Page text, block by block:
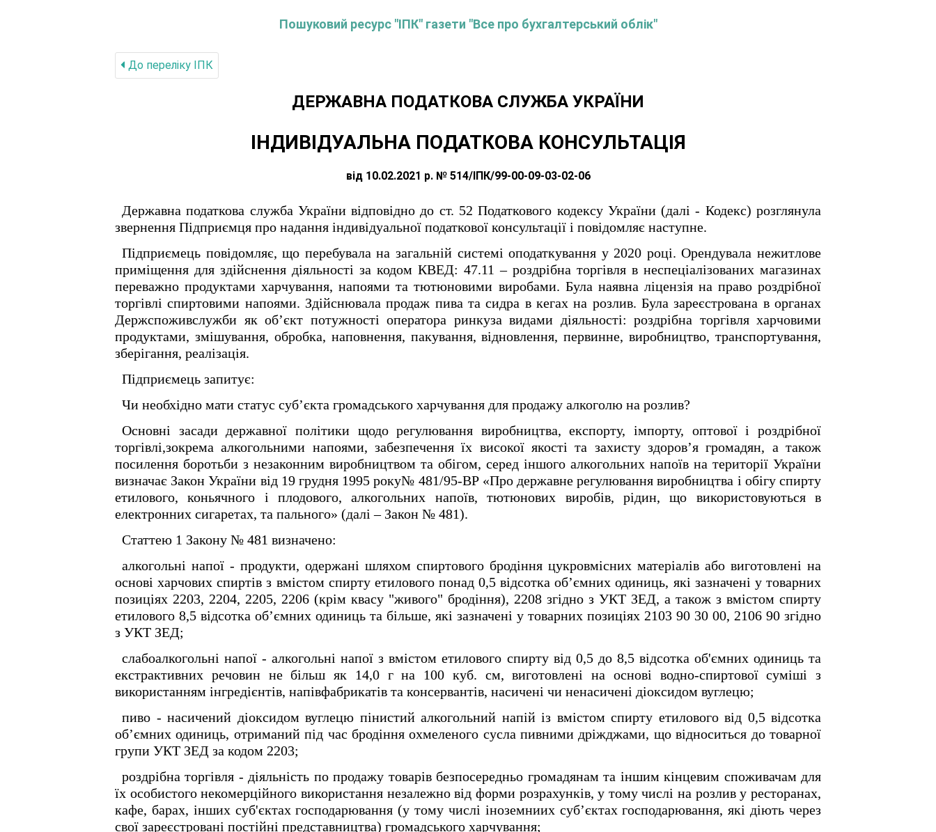
Пошуковий ресурс "ІПК" газети "Все про бухгалтерський облік"
До переліку IПК
ДЕРЖАВНА ПОДАТКОВА СЛУЖБА УКРАЇНИ
ІНДИВІДУАЛЬНА ПОДАТКОВА КОНСУЛЬТАЦІЯ
від 10.02.2021 р. № 514/ІПК/99-00-09-03-02-06
Державна податкова служба України відповідно до ст. 52 Податкового кодексу України (далі - Кодекс) розглянула
звернення Підприємця про надання індивідуальної податкової консультації і повідомляє наступне.
Підприємець повідомляє, що перебувала на загальній системі оподаткування у 2020 році. Орендувала нежитлове
приміщення для здійснення діяльності за кодом КВЕД: 47.11 – роздрібна торгівля в неспеціалізованих магазинах
переважно продуктами харчування, напоями та тютюновими виробами. Була наявна ліцензія на право роздрібної
торгівлі спиртовими напоями. Здійснювала продаж пива та сидра в кегах на розлив. Була зареєстрована в органах
Держспоживслужби як об’єкт потужності оператора ринкуза видами діяльності: роздрібна торгівля харчовими
продуктами, змішування, обробка, наповнення, пакування, відновлення, первинне, виробництво, транспортування,
зберігання, реалізація.
Підприємець запитує:
Чи необхідно мати статус суб’єкта громадського харчування для продажу алкоголю на розлив?
Основні засади державної політики щодо регулювання виробництва, експорту, імпорту, оптової і роздрібної
торгівлі,зокрема алкогольними напоями, забезпечення їх високої якості та захисту здоров’я громадян, а також
посилення боротьби з незаконним виробництвом та обігом, серед іншого алкогольних напоїв на території України
визначає Закон України від 19 грудня 1995 року№ 481/95-ВР «Про державне регулювання виробництва і обігу спирту
етилового, коньячного і плодового, алкогольних напоїв, тютюнових виробів, рідин, що використовуються в
електронних сигаретах, та пального» (далі – Закон № 481).
Статтею 1 Закону № 481 визначено:
алкогольні напої - продукти, одержані шляхом спиртового бродіння цукровмісних матеріалів або виготовлені на
основі харчових спиртів з вмістом спирту етилового понад 0,5 відсотка об’ємних одиниць, які зазначені у товарних
позиціях 2203, 2204, 2205, 2206 (крім квасу "живого" бродіння), 2208 згідно з УКТ ЗЕД, а також з вмістом спирту
етилового 8,5 відсотка об’ємних одиниць та більше, які зазначені у товарних позиціях 2103 90 30 00, 2106 90 згідно
з УКТ ЗЕД;
слабоалкогольні напої - алкогольні напої з вмістом етилового спирту від 0,5 до 8,5 відсотка об'ємних одиниць та
екстрактивних речовин не більш як 14,0 г на 100 куб. см, виготовлені на основі водно-спиртової суміші з
використанням інгредієнтів, напівфабрикатів та консервантів, насичені чи ненасичені діоксидом вуглецю;
пиво - насичений діоксидом вуглецю пінистий алкогольний напій із вмістом спирту етилового від 0,5 відсотка
об’ємних одиниць, отриманий під час бродіння охмеленого сусла пивними дріжджами, що відноситься до товарної
групи УКТ ЗЕД за кодом 2203;
роздрібна торгівля - діяльність по продажу товарів безпосередньо громадянам та іншим кінцевим споживачам для
їх особистого некомерційного використання незалежно від форми розрахунків, у тому числі на розлив у ресторанах,
кафе, барах, інших суб'єктах господарювання (у тому числі іноземниих суб’єктах господарювання, які діють через
свої зареєстровані постійні представництва) громадського харчування;